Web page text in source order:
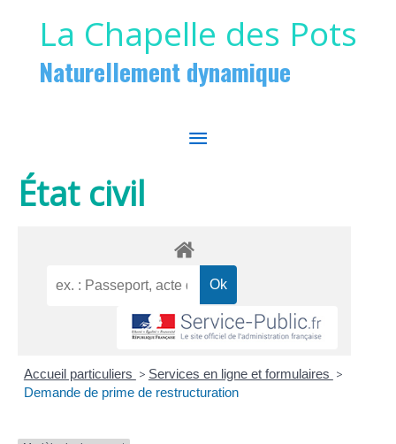
La Chapelle des Pots
Naturellement dynamique
MENU
État civil
Accueil particuliers > Services en ligne et formulaires >
Demande de prime de restructuration